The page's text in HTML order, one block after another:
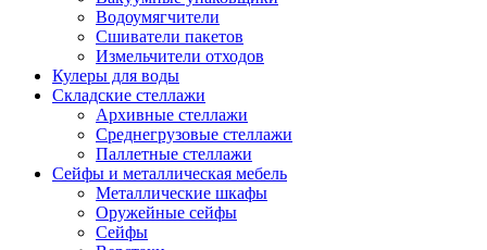
Водоумягчители
Сшиватели пакетов
Измельчители отходов
Кулеры для воды
Складские стеллажи
Архивные стеллажи
Среднегрузовые стеллажи
Паллетные стеллажи
Сейфы и металлическая мебель
Металлические шкафы
Оружейные сейфы
Сейфы